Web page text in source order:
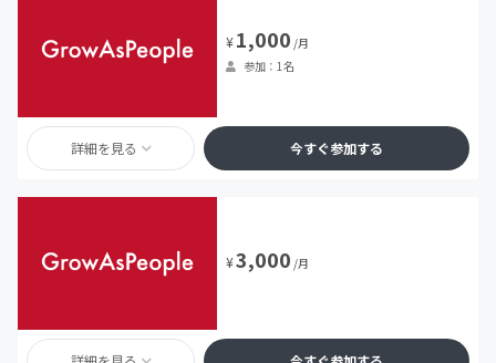
¥1,000 /月
参加：1名
詳細を見る 今すぐ参加する
¥3,000 /月